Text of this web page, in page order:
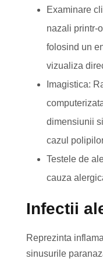
Examinare
nazali printr-
folosind un
vizualiza
Imagistica:
dimensiunii
cazul
Testele de
cauza
Infectii
Reprezinta
sinusurile